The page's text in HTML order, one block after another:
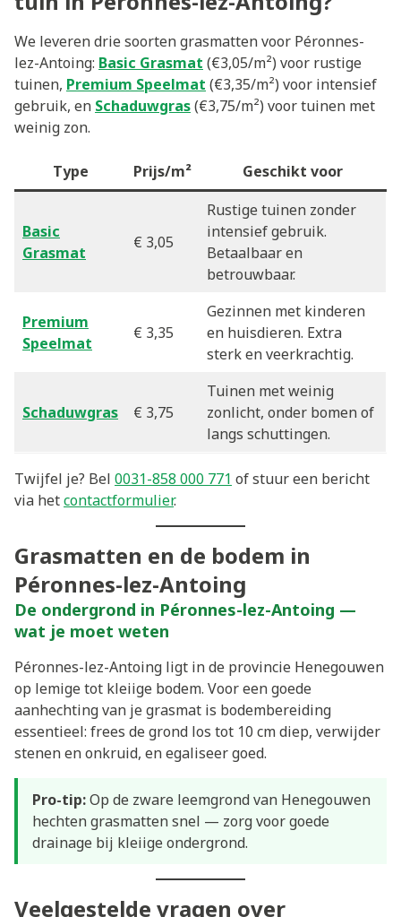
We leveren drie soorten grasmatten voor Péronnes-
lez-Antoing: Basic Grasmat (€3,05/m²) voor rustige
tuinen, Premium Speelmat (€3,35/m²) voor intensief
gebruik, en Schaduwgras(€3,75/m²) voor tuinen met
weinig zon.
Type Prijs/m² Geschikt voor
Basic
Grasmat
€ 3,05
Rustige tuinen zonder
intensief gebruik.
Betaalbaar en
betrouwbaar.
Premium
Speelmat
€ 3,35
Gezinnen met kinderen
en huisdieren. Extra
sterk en veerkrachtig.
Schaduwgras € 3,75
Tuinen met weinig
zonlicht, onder bomen of
langs schuttingen.
Twijfel je? Bel 0031-858 000 771 of stuur een bericht
via hetcontactformulier.
Grasmatten en de bodem in
Péronnes-lez-Antoing
De ondergrond in Péronnes-lez-Antoing —
wat je moet weten
Péronnes-lez-Antoing ligt in de provincie Henegouwen
op lemige tot kleiige bodem. Voor een goede
aanhechting van je grasmat is bodembereiding
essentieel: frees de grond los tot 10 cm diep, verwijder
stenen en onkruid, en egaliseer goed.
Pro-tip:Op de zware leemgrond van Henegouwen
hechten grasmatten snel — zorg voor goede
drainage bij kleiige ondergrond.
Veelgestelde vragen over